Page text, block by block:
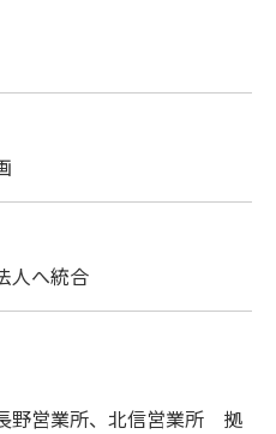
人へ統合
野営業所、北信営業所 拠